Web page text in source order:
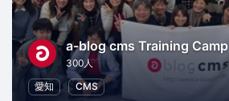
a-blog cms Training Camp
300人
愛知
CMS